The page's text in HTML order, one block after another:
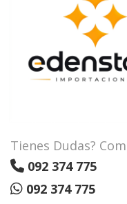
Tienes Dudas?
092 374 775
092 374 775